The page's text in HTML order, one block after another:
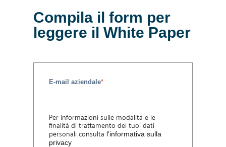
Compila il form per
leggere il White Paper
E-mail aziendale*
Per informazioni sulle modalità e le
finalità di trattamento dei tuoi dati
personali consulta l'informativa sulla
privacy